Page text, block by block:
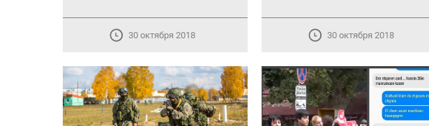
30 октября 2018 30 октября 2018